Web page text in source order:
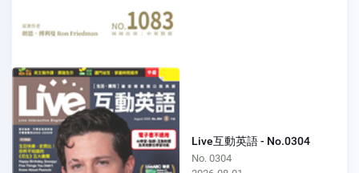
Live互動英語 - No.0304
No. 0304